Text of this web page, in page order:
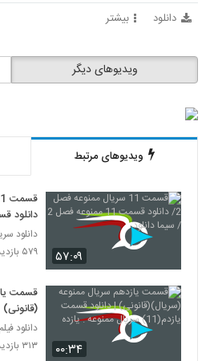
دانلود بیشتر
ویدیوهای دیگر
ویدیوهای مرتبط
۵۷:۰۹
سیما
دانلود
۵۷۹ بازدید
۰۰:۳۴
قسمت
سریال
دانلود
۳۱۳ بازدید